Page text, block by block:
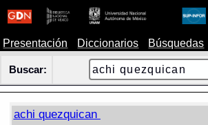
Presentación Diccionarios Búsquedas
Buscar:
achi quezquican